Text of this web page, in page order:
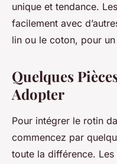
unique et tendance.
facilement avec
lin ou le coton, pour
Quelques
Adopter
Pour intégrer le rotin
commencez par
toute la différence.